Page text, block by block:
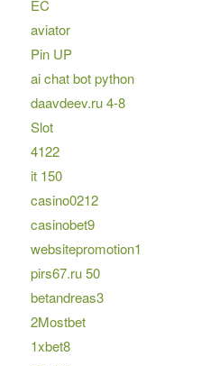
EC
aviator
Pin UP
ai chat bot python
daavdeev.ru 4-8
Slot
4122
it 150
casino0212
casinobet9
websitepromotion1
pirs67.ru 50
betandreas3
2Mostbet
1xbet8